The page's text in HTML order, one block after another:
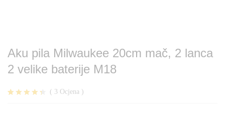
Aku pila Milwaukee 20cm mač, 2 lanca
2 velike baterije M18
( 3 Ocjena )